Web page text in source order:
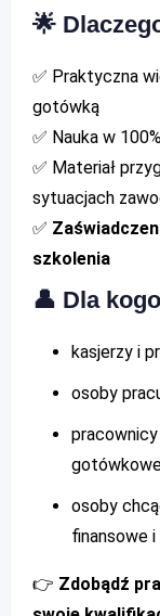
🌟
✅ Praktyczna
gotówką
✅ Nauka w
✅ Materiał
sytuacjach
✅
szkolenia
👤 Dla
kasjerzy i
osoby
osoby
finansowe
👉 Zdobądź